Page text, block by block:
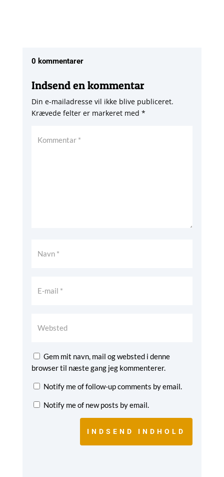
0 kommentarer
Indsend en kommentar
Din e-mailadresse vil ikke blive publiceret.
Krævede felter er markeret med *
Gem mit navn, mail og websted i denne
browser til næste gang jeg kommenterer.
Notify me of follow-up comments by email.
Notify me of new posts by email.
INDSEND INDHOLD